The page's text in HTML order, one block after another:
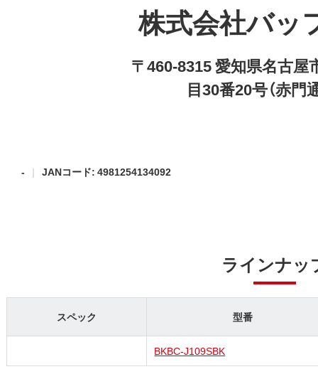
株式会社バッ
〒460-8315 愛知県名古屋
目30番20号（赤門
- JANコード: 4981254134092
ラインナッ
スペック 型番
BKBC-J109SBK